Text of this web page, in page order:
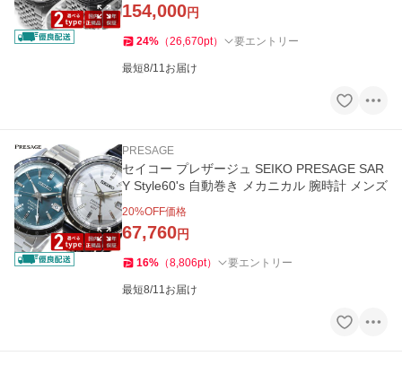
154,000円
24% （26,670pt） 要エントリー
最短8/11お届け
PRESAGE
セイコー プレザージュ SEIKO PRESAGE SAR
Y Style60's 自動巻き メカニカル 腕時計 メンズ
20%OFF価格
67,760円
16% （8,806pt） 要エントリー
最短8/11お届け